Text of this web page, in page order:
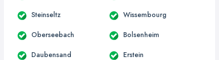
Steinseltz Wissembourg
Oberseebach Bolsenheim
Daubensand Erstein